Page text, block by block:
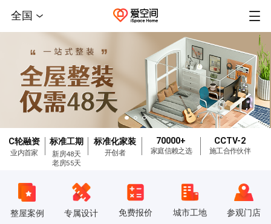
全国
C轮融资
业内首家
标准工期
新房48天
老房55天
标准化家装
开创者
70000+
家庭信赖之选
CCTV-2
施工合作伙伴
整屋案例 专属设计 免费报价 城市工地 参观门店